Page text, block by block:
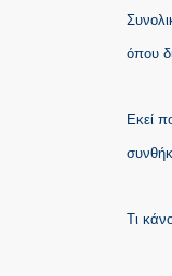
όπου
Εκεί
Τι